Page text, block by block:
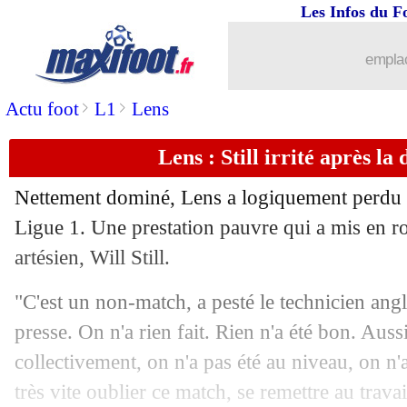
Actu foot> L1 > Lens
Les Infos du
Lens : Still irrité après la
Nettement dominé, Lens a logiquement
Ligue 1. Une prestation pauvre qui a mis en
artésien, Will Still.
"C'est un non-match, a pesté le technicien
presse. On n'a rien fait. Rien n'a été bon.
collectivement, on n'a pas été au niveau, on
très vite oublier ce match, se remettre au
: Strasbourg-Montpellier, les
09/02 L1
09/02 Lyon: une réserve de Reims pour
09/02 Chelsea : João Félix, Maresca n'a
09/02 Barça : Ter Stegen devrait rejouer
09/02 Ita.: la Roma s'impose à Venise
09/02 L1: Lyon-Reims, les compos